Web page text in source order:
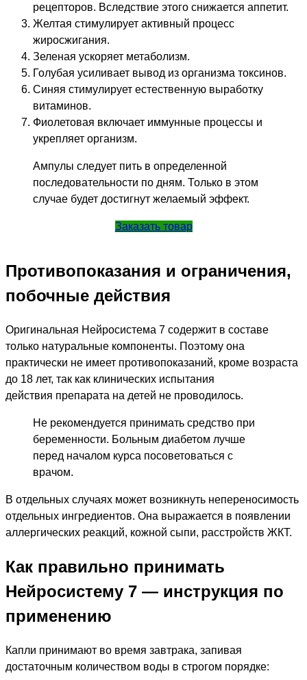
рецепторов. Вследствие этого снижается аппетит.
Желтая стимулирует активный процесс
жиросжигания.
Зеленая ускоряет метаболизм.
Голубая усиливает вывод из организма токсинов.
Синяя стимулирует естественную выработку
витаминов.
Фиолетовая включает иммунные процессы и
укрепляет организм.
Ампулы следует пить в определенной
последовательности по дням. Только в этом
случае будет достигнут желаемый эффект.
Заказать товар
Противопоказания и ограничения,
побочные действия
Оригинальная Нейросистема 7 содержит в составе
только натуральные компоненты. Поэтому она
практически не имеет противопоказаний, кроме возраста
до 18 лет, так как клинических испытания
действия препарата на детей не проводилось.
Не рекомендуется принимать средство при
беременности. Больным диабетом лучше
перед началом курса посоветоваться с
врачом.
В отдельных случаях может возникнуть непереносимость
отдельных ингредиентов. Она выражается в появлении
аллергических реакций, кожной сыпи, расстройств ЖКТ.
Как правильно принимать
Нейросистему 7 — инструкция по
применению
Капли принимают во время завтрака, запивая
достаточным количеством воды в строгом порядке: